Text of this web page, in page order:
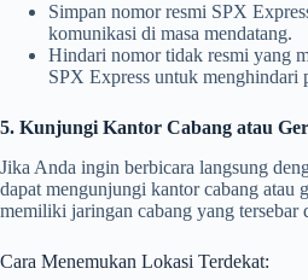
Simpan nomor resmi SPX
komunikasi di masa mendatang.
Hindari nomor tidak resmi yang
SPX Express untuk menghindari
5. Kunjungi Kantor Cabang atau
Jika Anda ingin berbicara langsung
dapat mengunjungi kantor cabang atau
memiliki jaringan cabang yang tersebar
Cara Menemukan Lokasi Terdekat: